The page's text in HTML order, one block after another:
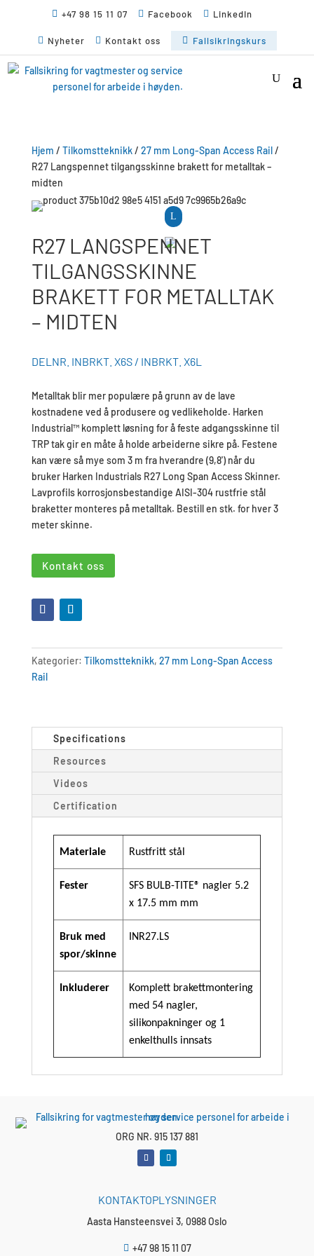
 +47 98 15 11 07  Facebook  LinkedIn
 Nyheter  Kontakt oss  Fallsikringskurs
Hjem / Tilkomstteknikk/ 27 mm Long-Span Access Rail/
R27 Langspennet tilgangsskinne brakett for metalltak –
midten
L
Customizable for easy installation
Bracket plates can be customized to fit different roof profiles. Rivets are included for easy installation. Supply dimensions in diagram when you order.
R27 LANGSPENNET
TILGANGSSKINNE
BRAKETT FOR METALLTAK
– MIDTEN
DELNR. INBRKT. X6S / INBRKT. X6L
Metalltak blir mer populære på grunn av de lave
kostnadene ved å produsere og vedlikeholde. Harken
Industrial™ komplett løsning for å feste adgangsskinne til
TRP tak gir en måte å holde arbeiderne sikre på. Festene
kan være så mye som 3 m fra hverandre (9,8') når du
bruker Harken Industrials R27 Long Span Access Skinner.
Lavprofils korrosjonsbestandige AISI-304 rustfrie stål
braketter monteres på metalltak. Bestill en stk. for hver 3
meter skinne.
Kontakt oss
Kategorier: Tilkomstteknikk, 27 mm Long-Span Access
Rail
Specifications
Resources
Videos
Certification
Materiale Rustfritt stål
Fester
SFS BULB-TITE® nagler 5.2
x 17.5 mm mm
Bruk med
spor/skinne
INR27.LS
Inkluderer
Komplett brakettmontering
med 54 nagler,
silikonpakninger og 1
enkelthulls innsats
ORG NR. 915 137 881
KONTAKTOPLYSNINGER
Aasta Hansteensvei 3, 0988 Oslo
 +47 98 15 11 07